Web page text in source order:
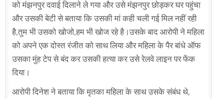
को मंझनपुर दवाई दिलाने ले गया और उसे मंझनपुर छोड़कर घर पहुंचा
और उसकी बेटी से बताया कि उसकी मां कही चली गई मिल नहीं रही
है,तुम भी उसको खोजो,हम भी खोज रहे है।उसके बाद आरोपी ने महिला
को अपने एक दोस्त रंजीत को साथ लिया और महिला के पैर बांधे ऑफ
उसका मुंह टेप से बंद कर उसकी हत्या कर उसे रेलवे लाइन पर फेंक
दिया।
आरोपी दिनेश ने बताया कि मृतका महिला के साथ उसके संबंध थे,